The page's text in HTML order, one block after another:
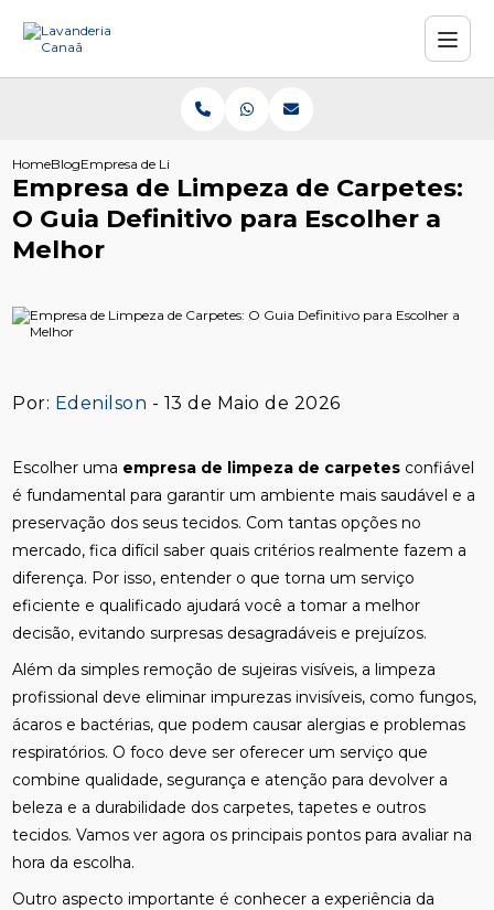
HomeBlogEmpresa de Limpeza de Carpetes: O Guia Definitivo para
Empresa de Limpeza de Carpetes:
O Guia Definitivo para Escolher a
Melhor
Por: Edenilson - 13 de Maio de 2026
Escolher uma empresa de limpeza de carpetes confiável
é fundamental para garantir um ambiente mais saudável e a
preservação dos seus tecidos. Com tantas opções no
mercado, fica difícil saber quais critérios realmente fazem a
diferença. Por isso, entender o que torna um serviço
eficiente e qualificado ajudará você a tomar a melhor
decisão, evitando surpresas desagradáveis e prejuízos.
Além da simples remoção de sujeiras visíveis, a limpeza
profissional deve eliminar impurezas invisíveis, como fungos,
ácaros e bactérias, que podem causar alergias e problemas
respiratórios. O foco deve ser oferecer um serviço que
combine qualidade, segurança e atenção para devolver a
beleza e a durabilidade dos carpetes, tapetes e outros
tecidos. Vamos ver agora os principais pontos para avaliar na
hora da escolha.
Outro aspecto importante é conhecer a experiência da